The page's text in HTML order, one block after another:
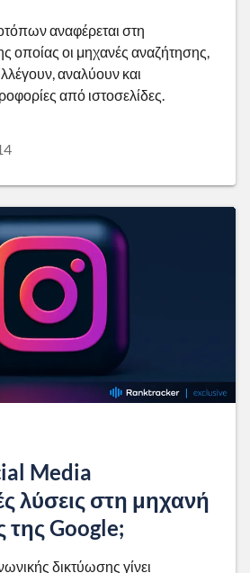
αναφέρεται στη
οποίας οι μηχανές αναζήτησης,
αναλύουν και
από ιστοσελίδες.
Media
λύσεις στη μηχανή
της Google;
δικτύωσης γίνει